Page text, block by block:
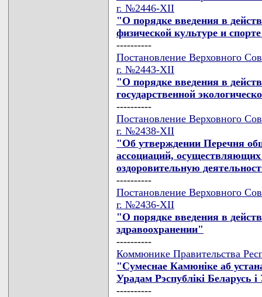
г. №2446-XII
"О порядке введения в
физической культуре и
----------
Постановление Верховного
г. №2443-XII
"О порядке введения в
государственной
----------
Постановление Верховного
г. №2438-XII
"Об утверждении Перечня
ассоциаций,
оздоровительную
----------
Постановление Верховного
г. №2436-XII
"О порядке введения в
здравоохранении"
----------
Коммюнике Правительства
"Сумеснае Камюнiке аб
Урадам Рэспублiкi Беларусь
----------